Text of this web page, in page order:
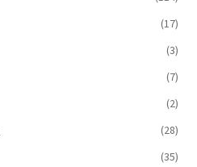
(17)
(3)
(7)
(2)
(28)
(35)